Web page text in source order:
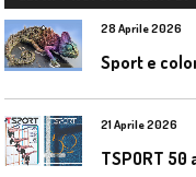
28 Aprile 2026
21 Aprile 2026
TSPORT 50